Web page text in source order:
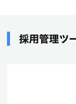
採用管理ツ